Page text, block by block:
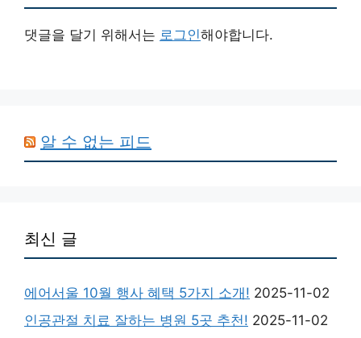
댓글을 달기 위해서는 로그인해야합니다.
알 수 없는 피드
최신 글
에어서울 10월 행사 혜택 5가지 소개! 2025-11-02
인공관절 치료 잘하는 병원 5곳 추천! 2025-11-02